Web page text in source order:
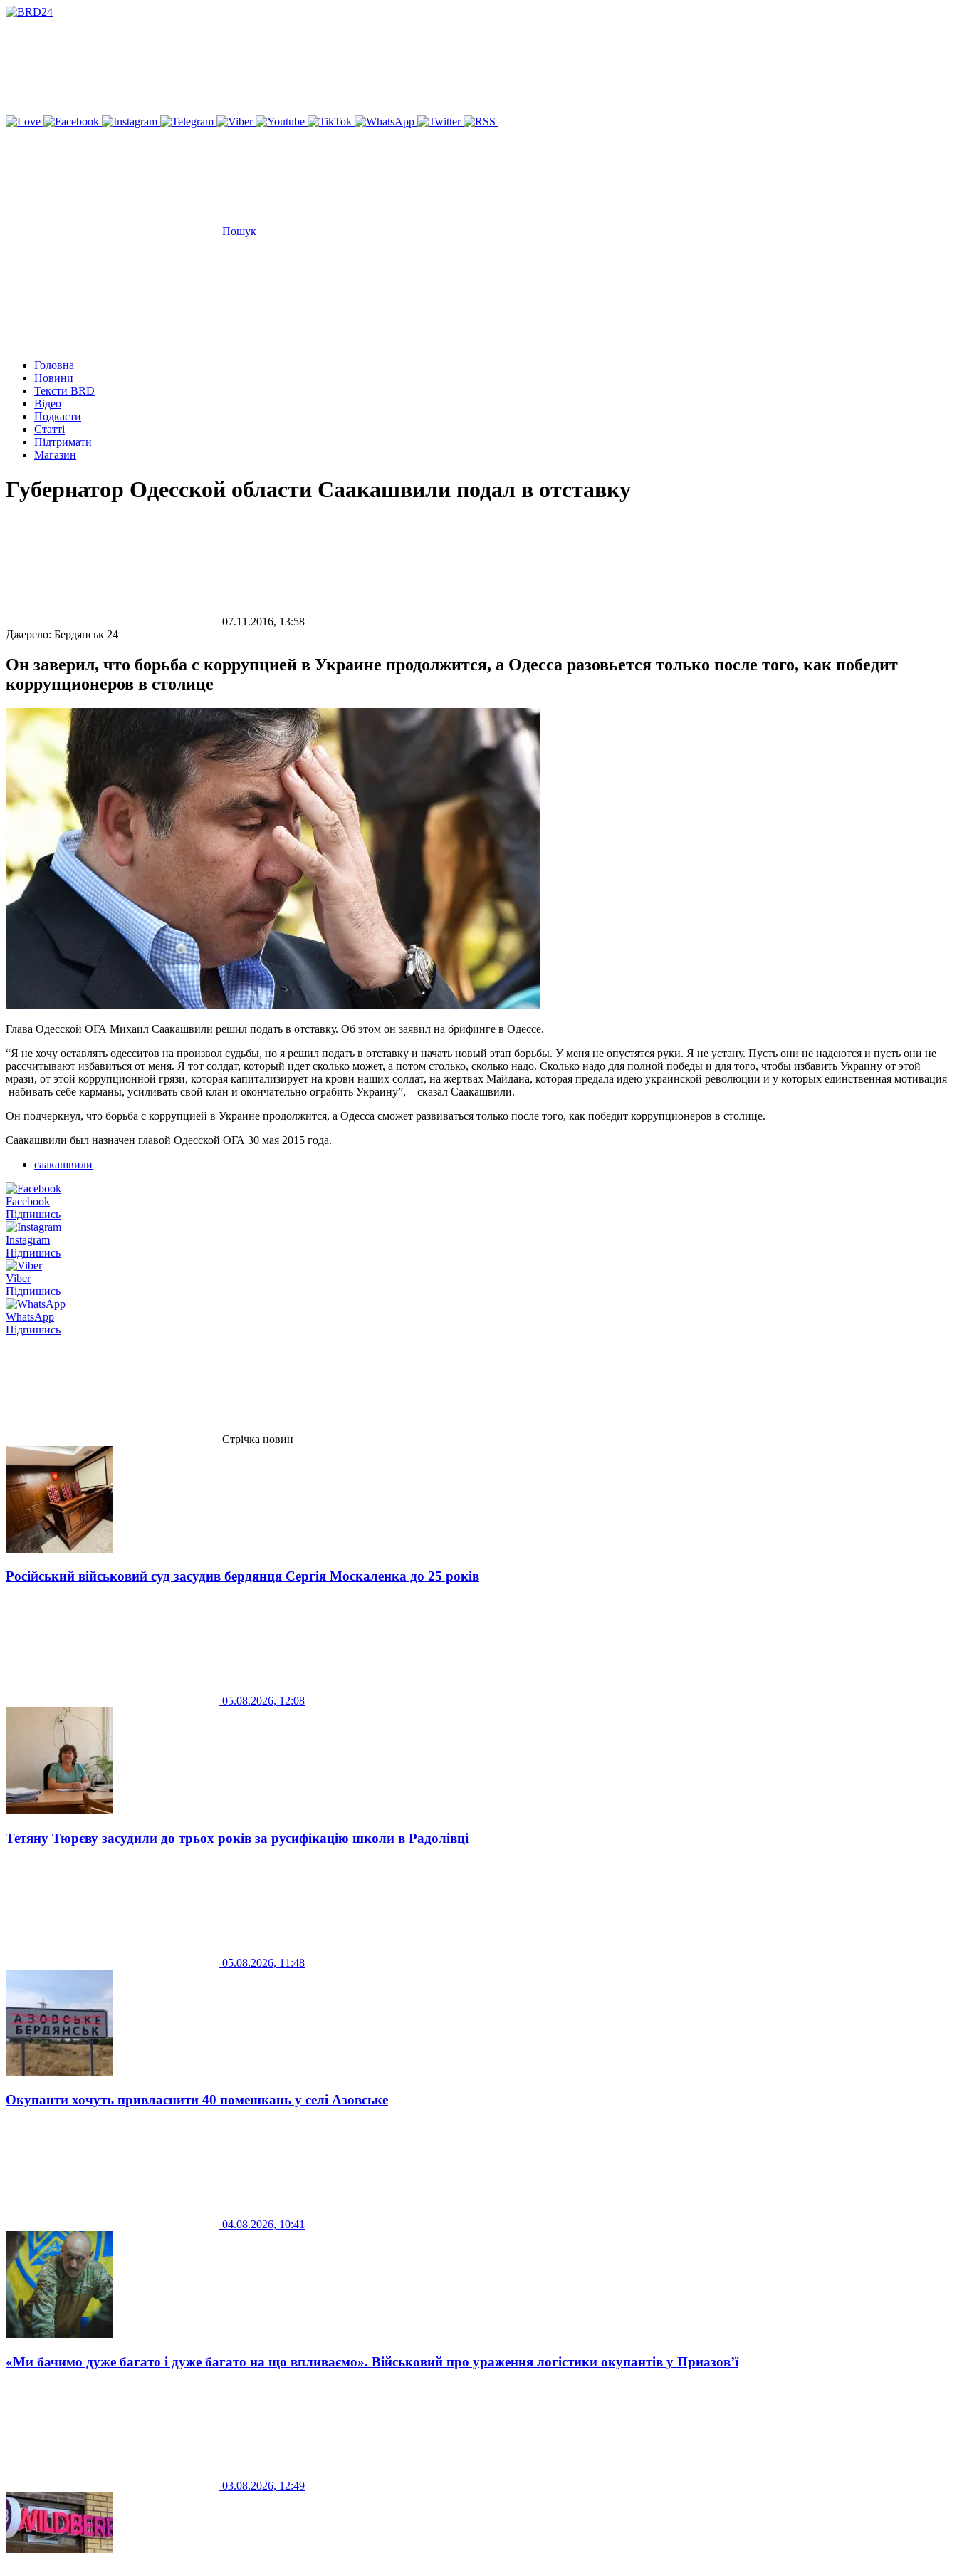
Пошук
Головна
Новини
Тексти BRD
Відео
Подкасти
Статті
Підтримати
Магазин
Губернатор Одесской области Саакашвили подал в отставку
07.11.2016, 13:58
Джерело: Бердянськ 24
Он заверил, что борьба с коррупцией в Украине продолжится, а Одесса разовьется только после того, как победит
коррупционеров в столице
Глава Одесской ОГА Михаил Саакашвили решил подать в отставку. Об этом он заявил на брифинге в Одессе.
“Я не хочу оставлять одесситов на произвол судьбы, но я решил подать в отставку и начать новый этап борьбы. У меня не опустятся руки. Я не устану. Пусть они не надеются и пусть они не
рассчитывают избавиться от меня. Я тот солдат, который идет сколько может, а потом столько, сколько надо. Сколько надо для полной победы и для того, чтобы избавить Украину от этой
мрази, от этой коррупционной грязи, которая капитализирует на крови наших солдат, на жертвах Майдана, которая предала идею украинской революции и у которых единственная мотивация
набивать себе карманы, усиливать свой клан и окончательно ограбить Украину”, – сказал Саакашвили.
Он подчеркнул, что борьба с коррупцией в Украине продолжится, а Одесса сможет развиваться только после того, как победит коррупционеров в столице.
Саакашвили был назначен главой Одесской ОГА 30 мая 2015 года.
саакашвили
Facebook
Підпишись
Instagram
Підпишись
Viber
Підпишись
WhatsApp
Підпишись
Стрічка новин
Російський військовий суд засудив бердянця Сергія Москаленка до 25 років
05.08.2026, 12:08
Тетяну Тюрєву засудили до трьох років за русифікацію школи в Радолівці
05.08.2026, 11:48
Окупанти хочуть привласнити 40 помешкань у селі Азовське
04.08.2026, 10:41
«Ми бачимо дуже багато і дуже багато на що впливаємо». Військовий про ураження логістики окупантів у Приазов’ї
03.08.2026, 12:49